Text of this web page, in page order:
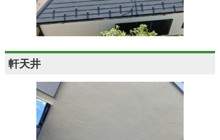
軒天井